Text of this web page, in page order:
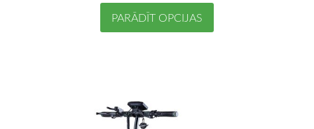
PARĀDĪT OPCIJAS